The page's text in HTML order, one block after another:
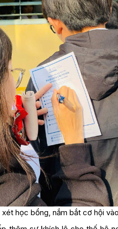
học bổng, nắm bắt cơ hội